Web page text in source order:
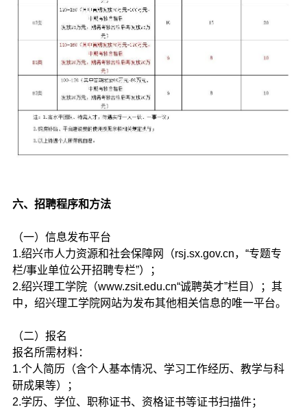
六、招聘程序和方法
（一）信息发布平台
1.绍兴市人力资源和社会保障网（rsj.sx.gov.cn，“专题专
栏/事业单位公开招聘专栏”）；
2.绍兴理工学院（www.zsit.edu.cn“诚聘英才”栏目）；其
中，绍兴理工学院网站为发布其他相关信息的唯一平台。
（二）报名
报名所需材料：
1.个人简历（含个人基本情况、学习工作经历、教学与科
研成果等）；
2.学历、学位、职称证书、资格证书等证书扫描件；